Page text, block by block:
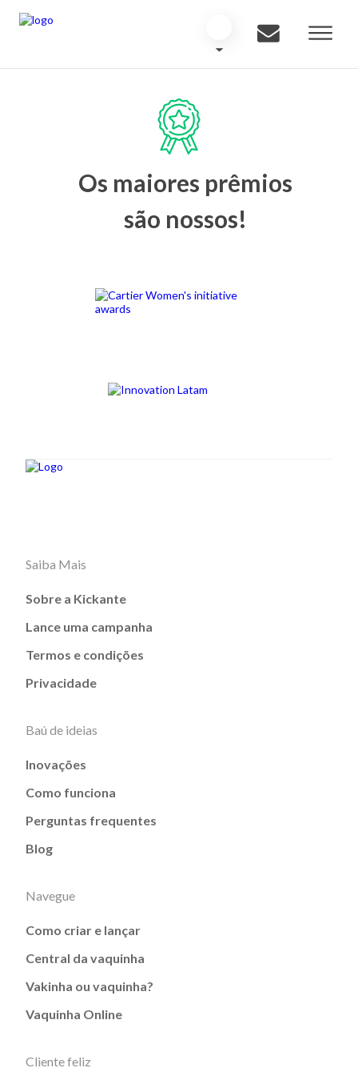
Os maiores prêmios
são nossos!
Saiba Mais
Sobre a Kickante
Lance uma campanha
Termos e condições
Privacidade
Baú de ideias
Inovações
Como funciona
Perguntas frequentes
Blog
Navegue
Como criar e lançar
Central da vaquinha
Vakinha ou vaquinha?
Vaquinha Online
Cliente feliz